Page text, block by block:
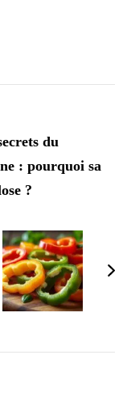
du
: pourquoi sa
?